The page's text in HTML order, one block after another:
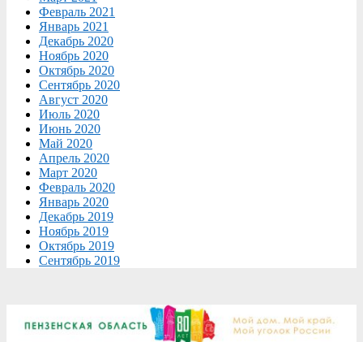
Февраль 2021
Январь 2021
Декабрь 2020
Ноябрь 2020
Октябрь 2020
Сентябрь 2020
Август 2020
Июль 2020
Июнь 2020
Май 2020
Апрель 2020
Март 2020
Февраль 2020
Январь 2020
Декабрь 2019
Ноябрь 2019
Октябрь 2019
Сентябрь 2019